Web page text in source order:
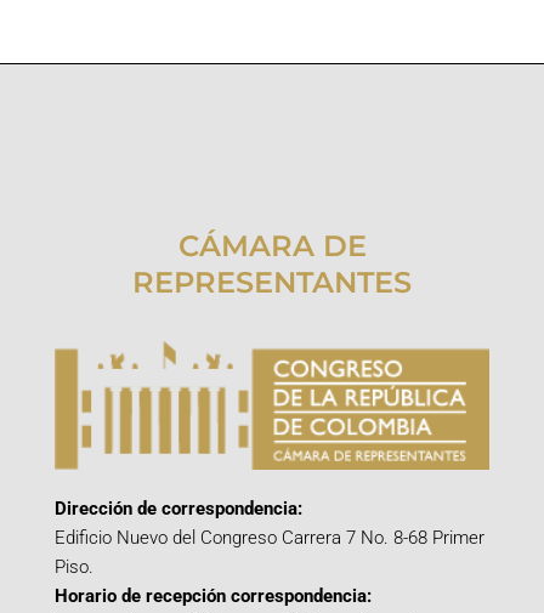
CÁMARA DE
REPRESENTANTES
Dirección de correspondencia:
Edificio Nuevo del Congreso Carrera 7 No. 8-68 Primer
Piso.
Horario de recepción correspondencia: